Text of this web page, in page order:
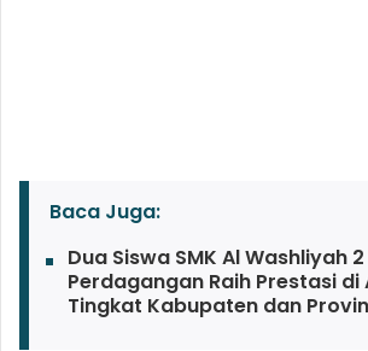
Baca Juga:
Dua Siswa SMK Al Washliyah 2
Perdagangan Raih Prestasi di
Tingkat Kabupaten dan